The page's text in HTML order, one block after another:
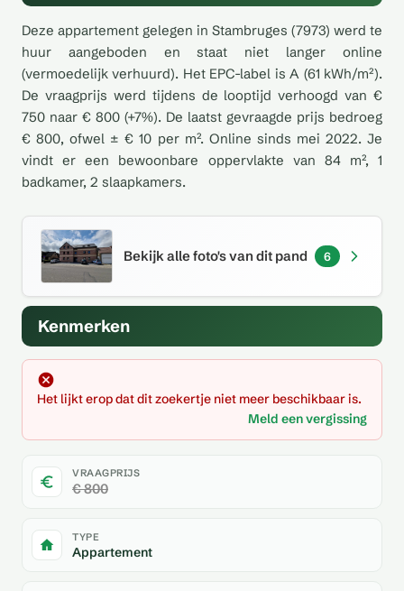
Deze appartement gelegen in Stambruges (7973) werd te
huur aangeboden en staat niet langer online
(vermoedelijk verhuurd). Het EPC-label is A (61 kWh/m²).
De vraagprijs werd tijdens de looptijd verhoogd van €
750 naar € 800 (+7%). De laatst gevraagde prijs bedroeg
€ 800, ofwel ± € 10 per m². Online sinds mei 2022. Je
vindt er een bewoonbare oppervlakte van 84 m², 1
badkamer, 2 slaapkamers.
Bekijk alle foto's van dit pand 6
Kenmerken
Het lijkt erop dat dit zoekertje niet meer beschikbaar is.
Meld een vergissing
VRAAGPRIJS
€ 800
TYPE
Appartement